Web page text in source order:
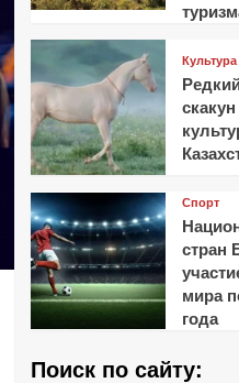
Культура
Спорт
стран
мира
года
Поиск по сайту: